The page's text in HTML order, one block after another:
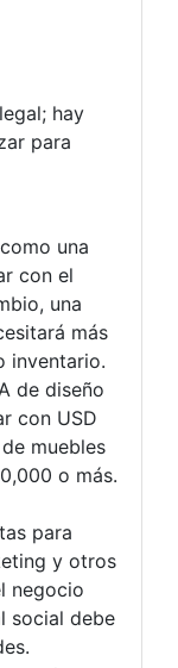
hay
para
una
con el
una
más
inventario.
de diseño
con USD
muebles
o más.
para
y otros
negocio
social debe